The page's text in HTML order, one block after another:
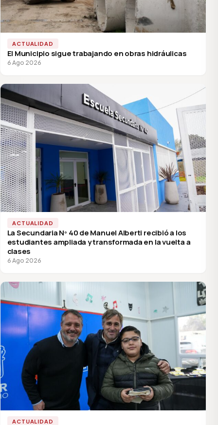
ACTUALIDAD
El Municipio sigue trabajando en obras hidráulicas
6 Ago 2026
ACTUALIDAD
La Secundaria Nº 40 de Manuel Alberti recibió a los
estudiantes ampliada y transformada en la vuelta a
clases
6 Ago 2026
ACTUALIDAD